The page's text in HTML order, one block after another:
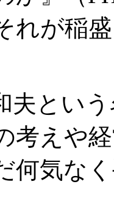
れが稲
夫とい
考えや
何気な